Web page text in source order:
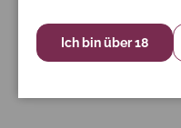
Beschreibung
Ich bin über 18